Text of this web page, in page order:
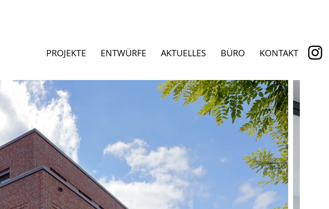
PROJEKTE ENTWÜRFE AKTUELLES BÜRO KONTAKT